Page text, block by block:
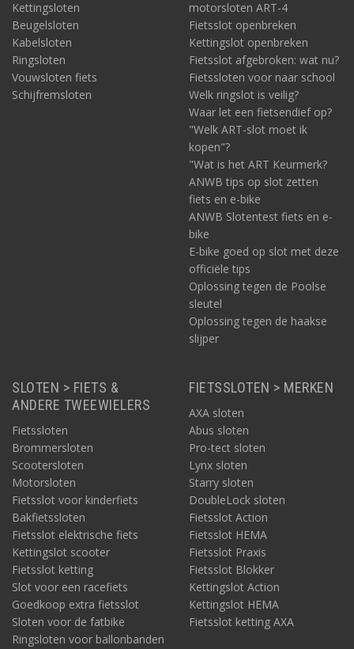
niet van gehard staal en zullen normaliter niet beschikken over
een ART-keurmerk.
Nog een TIP voor fietsslot met laag gewicht: het
vouwslot
Een andere categorie van fietssloten die uitblinken in laag
gewicht, zijn de vouwsloten. Er zijn ook op Fietsslot.nl meerdere
soorten en kleuren van merken als AXA en ABUS. Dit type slot is
Kettingsloten
Beugelsloten
Kabelsloten
Ringsloten
Vouwsloten fiets
Schijfremsloten
motorsloten ART-4
Fietsslot openbreken
Kettingslot openbreken
Fietsslot afgebroken: wat nu?
Fietssloten voor naar school
Welk ringslot is veilig?
Waar let een fietsendief op?
"Welk ART-slot moet ik
kopen"?
"Wat is het ART Keurmerk?
ANWB tips op slot zetten
fiets en e-bike
ANWB Slotentest fiets en e-
bike
E-bike goed op slot met deze
officiële tips
Oplossing tegen de Poolse
sleutel
Oplossing tegen de haakse
slijper
SLOTEN > FIETS &
ANDERE TWEEWIELERS
Fietssloten
Brommersloten
Scootersloten
Motorsloten
Fietsslot voor kinderfiets
Bakfietssloten
Fietsslot elektrische fiets
Kettingslot scooter
Fietsslot ketting
Slot voor een racefiets
Goedkoop extra fietsslot
Sloten voor de fatbike
Ringsloten voor ballonbanden
FIETSSLOTEN > MERKEN
AXA sloten
Abus sloten
Pro-tect sloten
Lynx sloten
Starry sloten
DoubleLock sloten
Fietsslot Action
Fietsslot HEMA
Fietsslot Praxis
Fietsslot Blokker
Kettingslot Action
Kettingslot HEMA
Fietsslot ketting AXA